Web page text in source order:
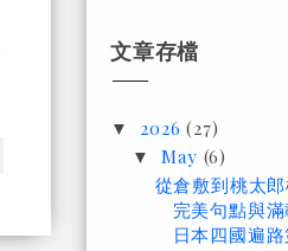
文章存檔
▼ 2026(27)
▼May (6)
從倉敷到桃太
完美句點與
日本四國遍路